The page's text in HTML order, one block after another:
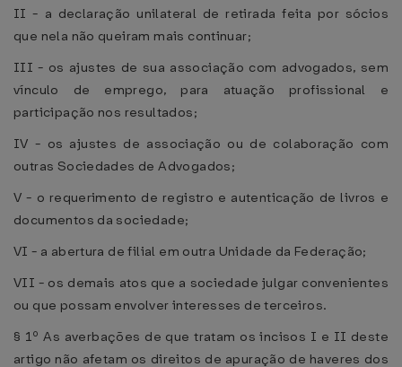
II - a declaração unilateral de retirada feita por sócios
que nela não queiram mais continuar;
III - os ajustes de sua associação com advogados, sem
vínculo de emprego, para atuação profissional e
participação nos resultados;
IV - os ajustes de associação ou de colaboração com
outras Sociedades de Advogados;
V - o requerimento de registro e autenticação de livros e
documentos da sociedade;
VI - a abertura de filial em outra Unidade da Federação;
VII - os demais atos que a sociedade julgar convenientes
ou que possam envolver interesses de terceiros.
§ 1º As averbações de que tratam os incisos I e II deste
artigo não afetam os direitos de apuração de haveres dos